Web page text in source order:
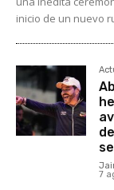
inicio de un nuevo
7